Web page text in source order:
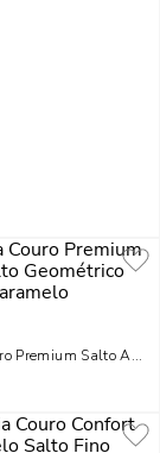
Premium Salto Alto